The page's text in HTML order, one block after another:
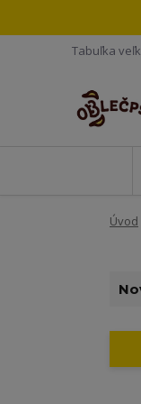
Tabuľka
Úvod